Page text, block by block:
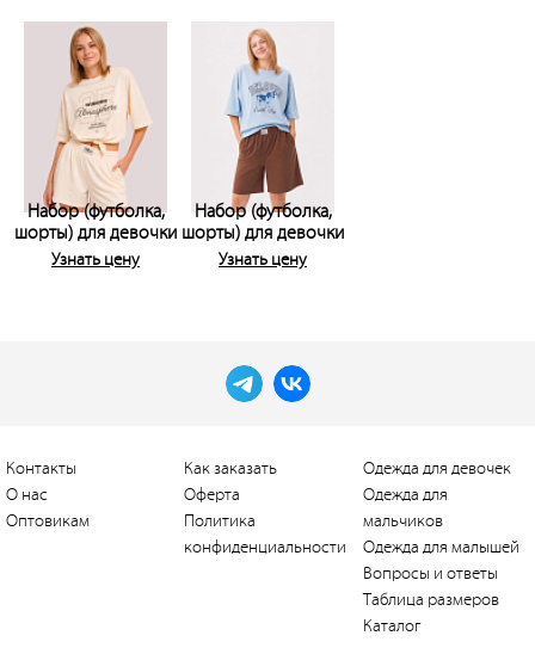
Набор (футболка,
шорты) для девочки
Узнать цену
Набор (футболка,
шорты) для девочки
Узнать цену
Контакты
О нас
Оптовикам
Как заказать
Оферта
Политика
конфиденциальности
Одежда для девочек
Одежда для
мальчиков
Одежда для малышей
Вопросы и ответы
Таблица размеров
Каталог